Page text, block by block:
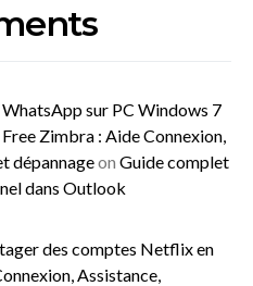
sur PC Windows 7
Zimbra : Aide Connexion,
dépannageon Guide complet
dans Outlook
des comptes Netflix en
Assistance,